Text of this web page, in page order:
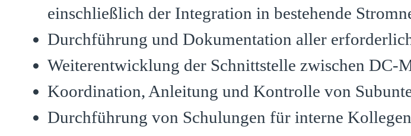
einschließlich der Integration in bestehende
Durchführung und Dokumentation aller
Weiterentwicklung der Schnittstelle zwischen DC-
Koordination, Anleitung und Kontrolle von
Durchführung von Schulungen für interne